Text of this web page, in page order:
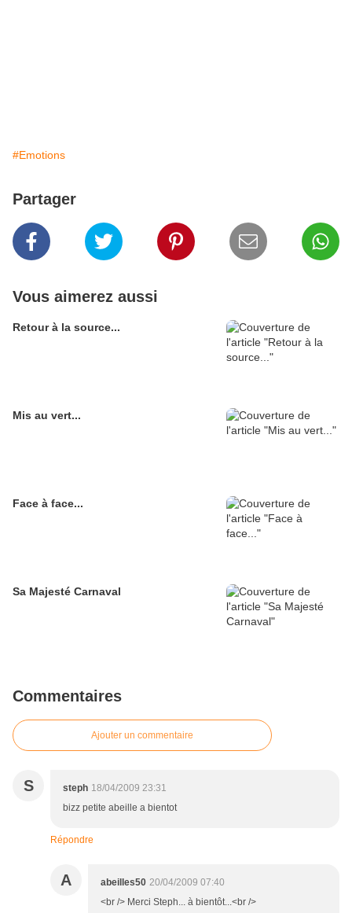
#Emotions
Partager
Vous aimerez aussi
Retour à la source...
Mis au vert...
Face à face...
Sa Majesté Carnaval
Commentaires
Ajouter un commentaire
S steph 18/04/2009 23:31
bizz petite abeille a bientot
Répondre
A abeilles50 20/04/2009 07:40
<br /> Merci Steph... à bientôt...<br />